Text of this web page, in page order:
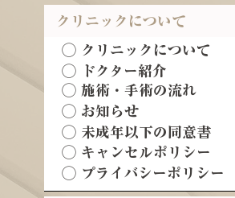
クリニックについて
◯ クリニックについて
◯ ドクター紹介
◯ 施術・手術の流れ
◯ お知らせ
◯ 未成年以下の同意書
◯ キャンセルポリシー
◯ プライバシーポリシー